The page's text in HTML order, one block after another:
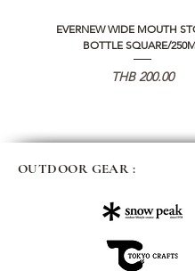
EVERNEW WIDE MOUTH
BOTTLE SQUARE/
Price
THB 200.00
OUTDOOR GEAR :